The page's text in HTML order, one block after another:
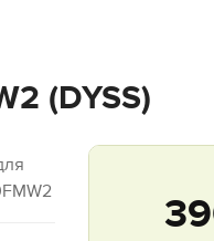
(DYSS)